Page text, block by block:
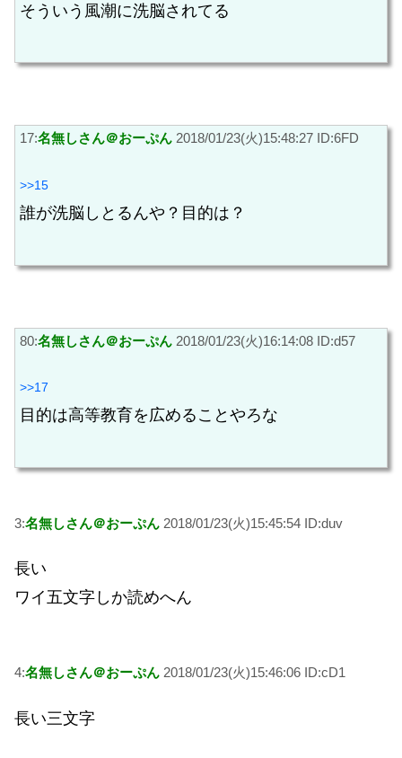
そういう風潮に洗脳されてる
17:名無しさん＠おーぷん 2018/01/23(火)15:48:27 ID:6FD
>>15
誰が洗脳しとるんや？目的は？
80:名無しさん＠おーぷん 2018/01/23(火)16:14:08 ID:d57
>>17
目的は高等教育を広めることやろな
3:名無しさん＠おーぷん 2018/01/23(火)15:45:54 ID:duv
長い
ワイ五文字しか読めへん
4:名無しさん＠おーぷん 2018/01/23(火)15:46:06 ID:cD1
長い三文字